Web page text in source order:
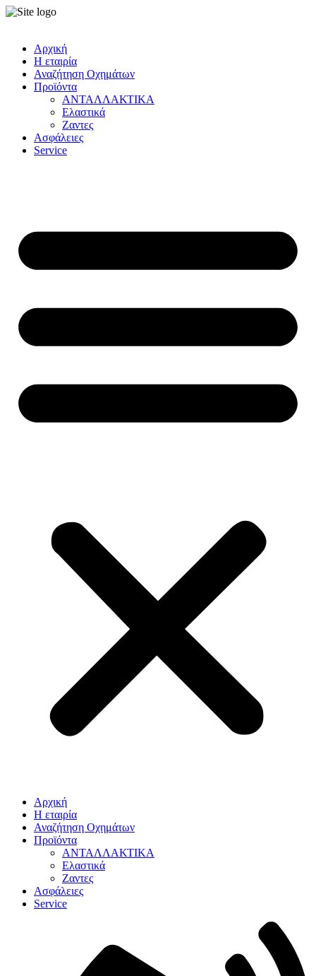
Αρχική
Η εταιρία
Αναζήτηση Οχημάτων
Προϊόντα
ΑΝΤΑΛΛΑΚΤΙΚΑ
Ελαστικά
Ζαντες
Ασφάλειες
Service
Αρχική
Η εταιρία
Αναζήτηση Οχημάτων
Προϊόντα
ΑΝΤΑΛΛΑΚΤΙΚΑ
Ελαστικά
Ζαντες
Ασφάλειες
Service